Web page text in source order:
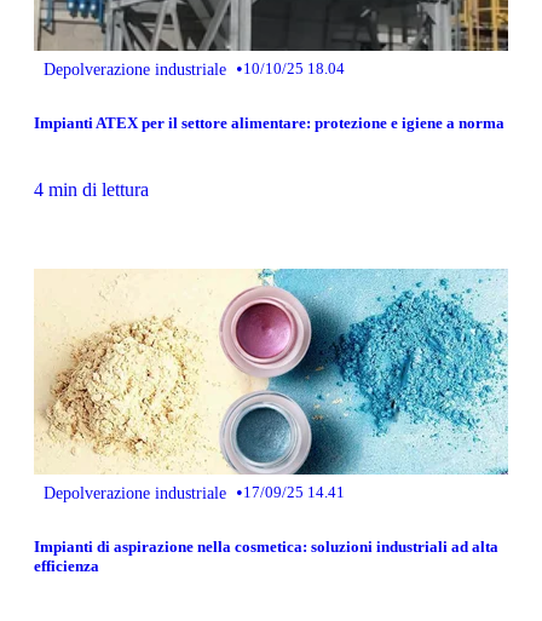
Depolverazione industriale •10/10/25 18.04
Impianti ATEX per il settore alimentare: protezione e igiene a norma
4 min di lettura
Depolverazione industriale •17/09/25 14.41
Impianti di aspirazione nella cosmetica: soluzioni industriali ad alta
efficienza